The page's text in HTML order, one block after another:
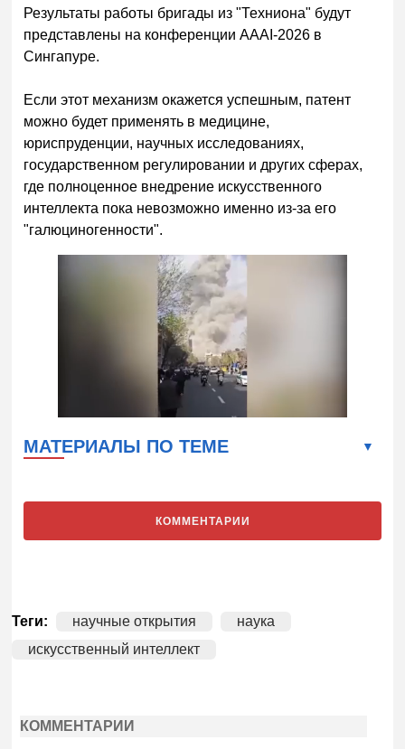
Результаты работы бригады из "Техниона" будут
представлены на конференции AAAI-2026 в
Сингапуре.
Если этот механизм окажется успешным, патент
можно будет применять в медицине,
юриспруденции, научных исследованиях,
государственном регулировании и других сферах,
где полноценное внедрение искусственного
интеллекта пока невозможно именно из-за его
"галюциногенности".
МАТЕРИАЛЫ ПО ТЕМЕ
КОММЕНТАРИИ
Теги: научные открытия
наука
искусственный интеллект
КОММЕНТАРИИ